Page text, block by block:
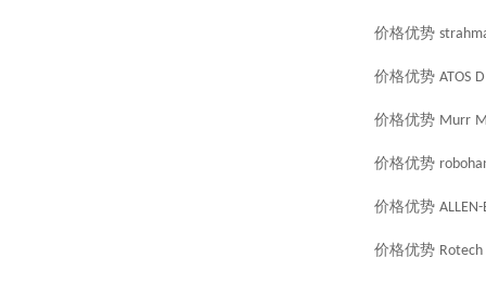
价格优势
价格优势 ATOS
价格优势 Murr
价格优势
价格优势 ALLEN-
价格优势 Rotech